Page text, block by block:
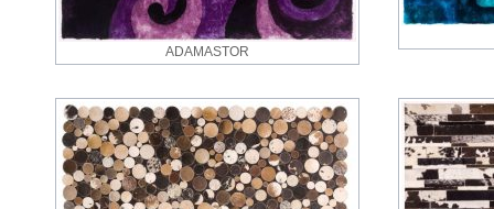
ADAMASTOR